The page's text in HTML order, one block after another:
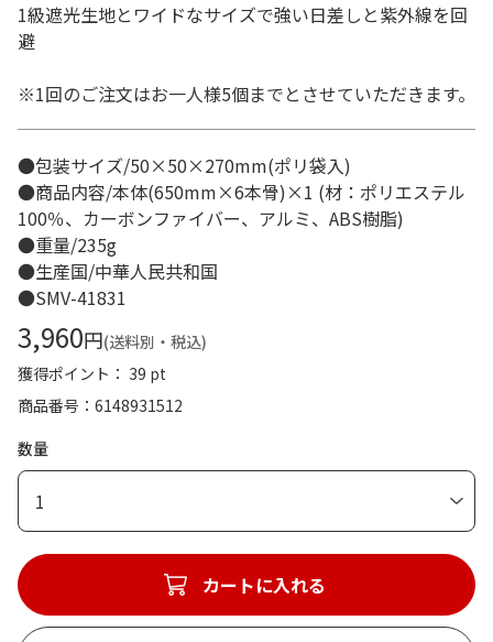
1級遮光生地とワイドなサイズで強い日差しと紫外線を回
避
※1回のご注文はお一人様5個までとさせていただきます。
●包装サイズ/50×50×270mm(ポリ袋入)
●商品内容/本体(650mm×6本骨)×1 (材：ポリエステル
100％、カーボンファイバー、アルミ、ABS樹脂)
●重量/235g
●生産国/中華人民共和国
●SMV-41831
3,960円(送料別・税込)
獲得ポイント： 39 pt
商品番号
6148931512
数量
1
カートに入れる